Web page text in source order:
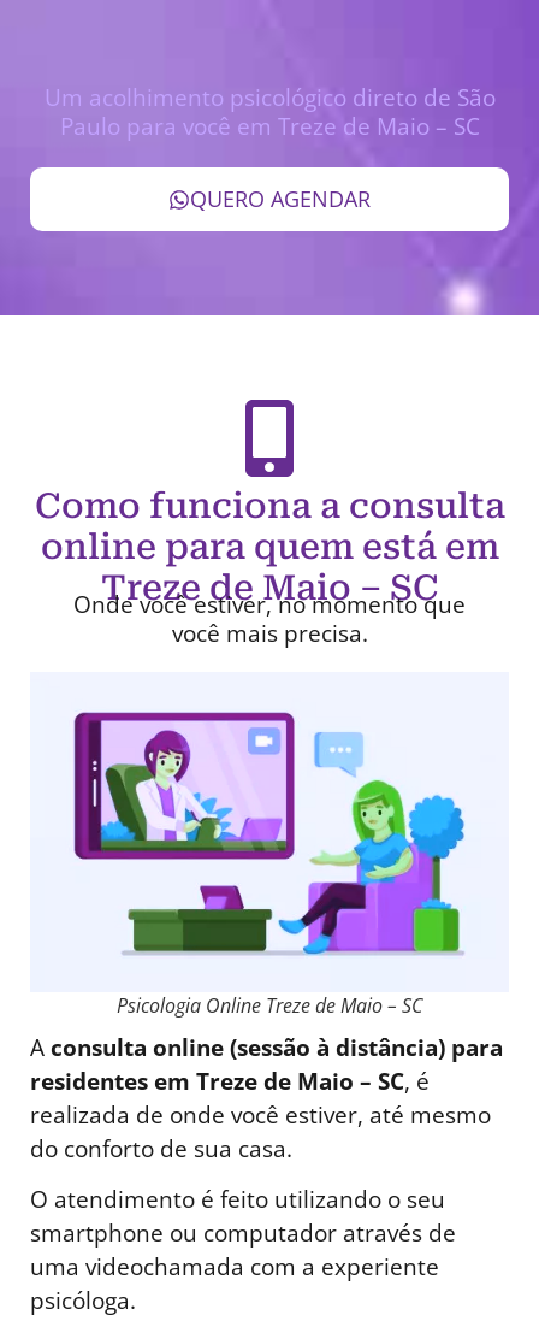
Um acolhimento psicológico direto de São
Paulo para você em Treze de Maio – SC
QUERO AGENDAR
Como funciona a consulta
online para quem está em
Treze de Maio – SC
Onde você estiver, no momento que
você mais precisa.
Psicologia Online Treze de Maio – SC
Aconsulta online (sessão à distância) para
residentes em Treze de Maio – SC, é
realizada de onde você estiver, até mesmo
do conforto de sua casa.
O atendimento é feito utilizando o seu
smartphone ou computador através de
uma videochamada com a experiente
psicóloga.